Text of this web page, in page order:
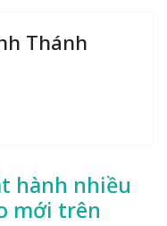
Thánh
hành nhiều
mới trên